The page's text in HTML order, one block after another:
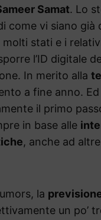
Samat. Lo
come vi siano già
stati e i
l’ID digitale
In merito alla
a fine anno.
il primo
in base alle
, anche ad
la
un po’